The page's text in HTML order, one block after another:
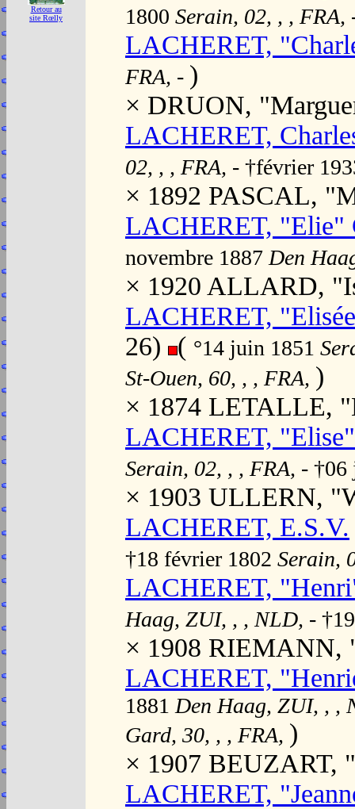
Retour au
site Rœlly
1800 Serain, 02, , , FRA,
LACHERET,
FRA, - )
× DRUON,
LACHERET,
02, , , FRA, - †février
× 1892 PASCAL,
LACHERET, "Elie"
novembre 1887 Den
× 1920 ALLARD,
LACHERET,
26)
( °14 juin 1851
St-Ouen, 60, , , FRA, )
× 1874 LETALLE,
LACHERET,
Serain, 02, , , FRA, -
× 1903 ULLERN,
LACHERET, E.S.V.
†18 février 1802 Serain,
LACHERET,
Haag, ZUI, , , NLD, -
× 1908 RIEMANN,
LACHERET,
1881 Den Haag, ZUI, , ,
Gard, 30, , , FRA, )
× 1907 BEUZART,
LACHERET,